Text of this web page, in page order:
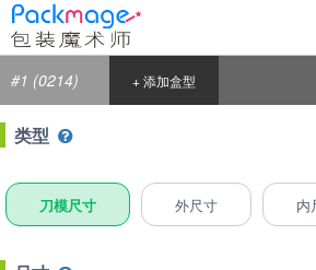
#1 (0214) + 添加盒型
类型
刀模尺寸 外尺寸 内